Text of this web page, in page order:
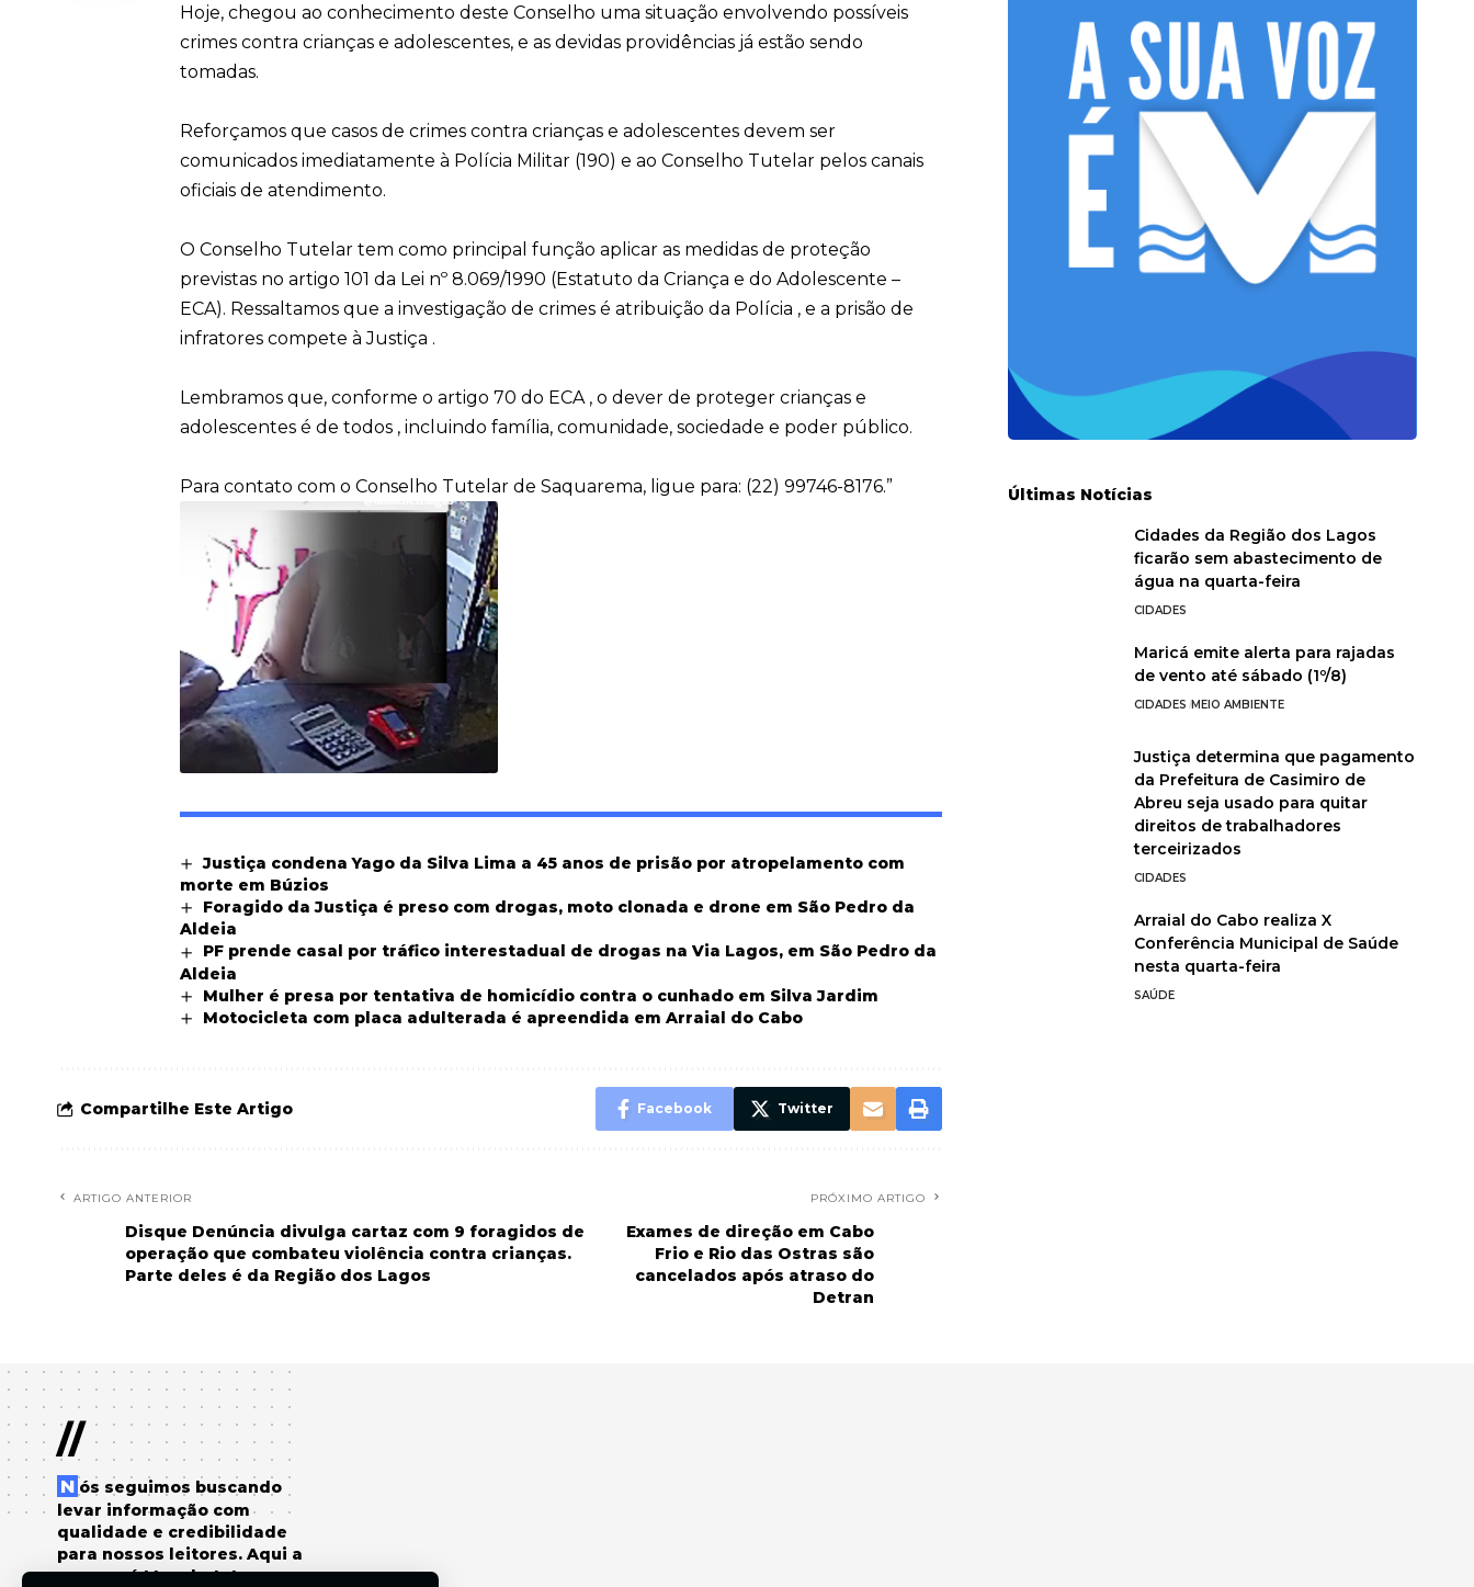
Hoje, chegou ao conhecimento deste Conselho uma situação envolvendo possíveis
crimes contra crianças e adolescentes, e as devidas providências já estão sendo
tomadas.
Reforçamos que casos de crimes contra crianças e adolescentes devem ser
comunicados imediatamente à Polícia Militar (190) e ao Conselho Tutelar pelos canais
oficiais de atendimento.
O Conselho Tutelar tem como principal função aplicar as medidas de proteção
previstas no artigo 101 da Lei nº 8.069/1990 (Estatuto da Criança e do Adolescente –
ECA). Ressaltamos que a investigação de crimes é atribuição da Polícia , e a prisão de
infratores compete à Justiça .
Lembramos que, conforme o artigo 70 do ECA , o dever de proteger crianças e
adolescentes é de todos , incluindo família, comunidade, sociedade e poder público.
Para contato com o Conselho Tutelar de Saquarema, ligue para: (22) 99746-8176.”
Justiça condena Yago da Silva Lima a 45 anos de prisão por atropelamento com
morte em Búzios
Foragido da Justiça é preso com drogas, moto clonada e drone em São Pedro da
Aldeia
PF prende casal por tráfico interestadual de drogas na Via Lagos, em São Pedro da
Aldeia
Mulher é presa por tentativa de homicídio contra o cunhado em Silva Jardim
Motocicleta com placa adulterada é apreendida em Arraial do Cabo
Compartilhe Este Artigo Facebook Twitter
ARTIGO ANTERIOR
Disque Denúncia divulga cartaz com 9 foragidos de
operação que combateu violência contra crianças.
Parte deles é da Região dos Lagos
PRÓXIMO ARTIGO
Exames de direção em Cabo
Frio e Rio das Ostras são
cancelados após atraso do
Detran
Últimas Notícias
Cidades da Região dos Lagos
ficarão sem abastecimento de
água na quarta-feira
CIDADES
Maricá emite alerta para rajadas
de vento até sábado (1º/8)
CIDADES MEIO AMBIENTE
Justiça determina que pagamento
da Prefeitura de Casimiro de
Abreu seja usado para quitar
direitos de trabalhadores
terceirizados
CIDADES
Arraial do Cabo realiza X
Conferência Municipal de Saúde
nesta quarta-feira
SAÚDE
//
Nós seguimos buscando
levar informação com
qualidade e credibilidade
para nossos leitores. Aqui a
sua voz é Manchete!